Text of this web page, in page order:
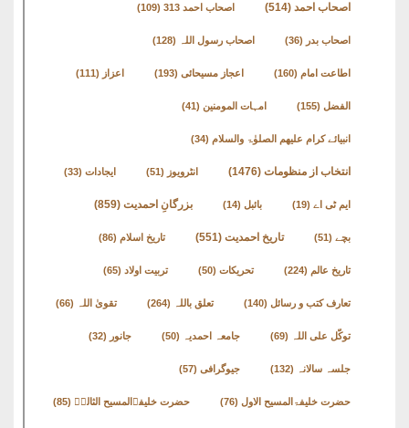
کتب
اصحاب احمد(514) اصحاب احمد 313 (109)
اصحاب بدر(36) اصحاب رسول اللہ (128)
اطاعت امام(160) اعجاز مسیحائی (193) اعزاز
امہات المومنین(41)
انبیائے کرام علیھم الصلوٰۃ والسلام(34)
انتخاب از منظومات(1476) انٹرویوز ایجادات
(19) بائبل بزرگانِ احمدیت(859)
تاریخ احمدیت(551) تاریخ اسلام(86)
تاریخ عالم(224) تحریکات (50) تربیت اولاد(65)
تعارف کتب و رسائل(140) تعلق باللہ(264) تقویٰ اللہ(66)
توکّل علی اللہ (69) جامعہ احمدیہ(50) جانور
جلسہ سالانہ(132) جیوگرافی(57)
حضرت خلیفۃالمسیح الاول(76) حضرت خلیفۃالمسیح الثالثؒ(85)